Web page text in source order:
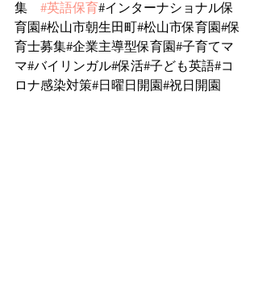
集 #英語保育#インターナショナル保
育園#松山市朝生田町#松山市保育園#保
育士募集#企業主導型保育園#子育てマ
マ#バイリンガル#保活#子ども英語#コ
ロナ感染対策#日曜日開園#祝日開園